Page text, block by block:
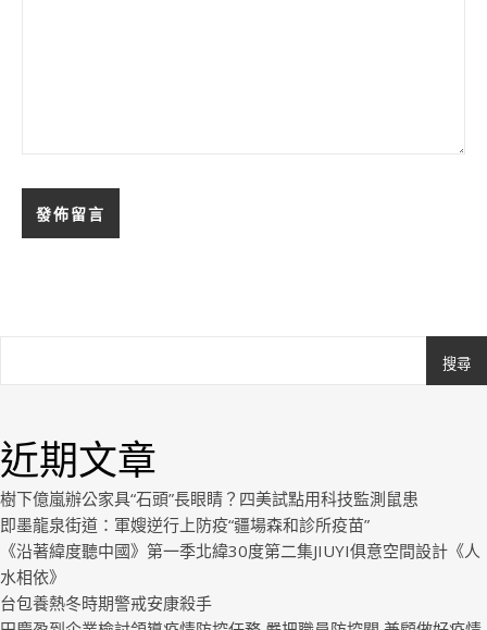
搜尋
近期文章
樹下億嵐辦公家具“石頭”長眼睛？四美試點用科技監測鼠患
即墨龍泉街道：軍嫂逆行上防疫“疆場森和診所疫苗”
《沿著緯度聽中國》第一季北緯30度第二集JIUYI俱意空間設計《人
水相依》
台包養熱冬時期警戒安康殺手
Royal.